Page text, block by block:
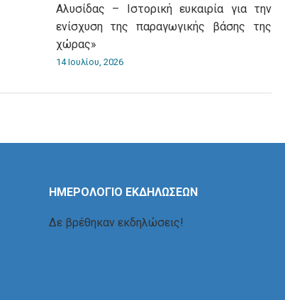
Αλυσίδας – Ιστορική ευκαιρία για την
ενίσχυση της παραγωγικής βάσης της
χώρας»
14 Ιουλίου, 2026
ΗΜΕΡΟΛΟΓΙΟ ΕΚΔΗΛΩΣΕΩΝ
Δε βρέθηκαν εκδηλώσεις!